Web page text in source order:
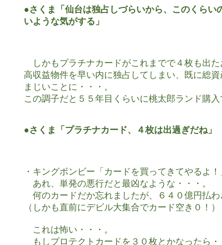
●さくま「仙台は独占しづらいから、このくらい
いような気がする」
しかもプラチナカードがこれまでで４枚も出
高収益物件を早い内に独占してしまい、既に総
まじいことに・・・。
この調子だと５５年目くらいに桃太郎ランド購
●さくま「プラチナカード、４枚は出過ぎだね」
・キングボンビー「カードを買ってきてやるよ！
あれ、単発の悪行だと最凶なような・・・。
何のカードだか忘れましたが、６４０億円払
（しかも直前にデビル大集合でカード空き０！）
これは怖い・・・。
もしプロテクトカードを３０枚とかなったら・